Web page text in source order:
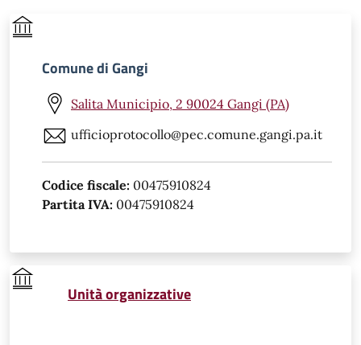
Comune di Gangi
Salita Municipio, 2 90024 Gangi (PA)
ufficioprotocollo@pec.comune.gangi.pa.it
Codice fiscale: 00475910824
Partita IVA: 00475910824
Unità organizzative